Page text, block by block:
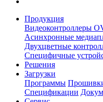
Продукция
Видеоконтроллеры
Асинхронные
Двухцветные
Специфичные
Решения
Загрузки
Программы
Спецификации